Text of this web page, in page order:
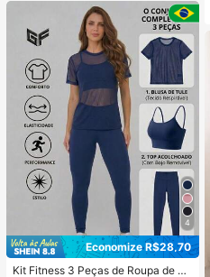
4
Economize R$28,70
Kit Fitness 3 Peças de Roupa de Ac